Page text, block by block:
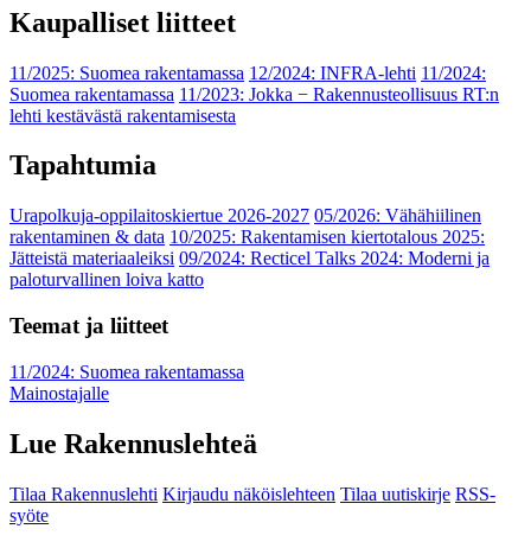
Kaupalliset liitteet
11/2025: Suomea rakentamassa 12/2024: INFRA-lehti 11/2024:
Suomea rakentamassa 11/2023: Jokka − Rakennusteollisuus RT:n
lehti kestävästä rakentamisesta
Tapahtumia
Urapolkuja-oppilaitoskiertue 2026-2027 05/2026: Vähähiilinen
rakentaminen & data 10/2025: Rakentamisen kiertotalous 2025:
Jätteistä materiaaleiksi 09/2024: Recticel Talks 2024: Moderni ja
paloturvallinen loiva katto
Teemat ja liitteet
11/2024: Suomea rakentamassa
Mainostajalle
Lue Rakennuslehteä
Tilaa Rakennuslehti Kirjaudu näköislehteen Tilaa uutiskirje RSS-
syöte